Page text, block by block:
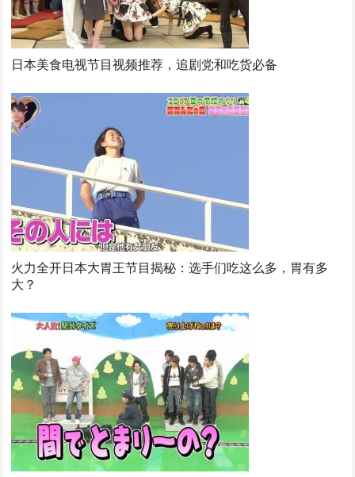
日本美食电视节目视频推荐，追剧党和吃货必备
火力全开日本大胃王节目揭秘：选手们吃这么多，胃有多
大？